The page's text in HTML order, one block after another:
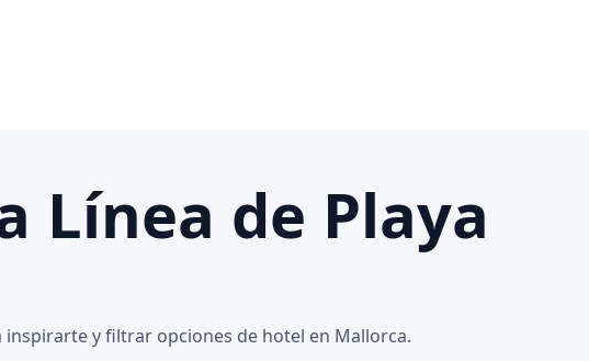
Línea de Playa
inspirarte y filtrar opciones de hotel en Mallorca.